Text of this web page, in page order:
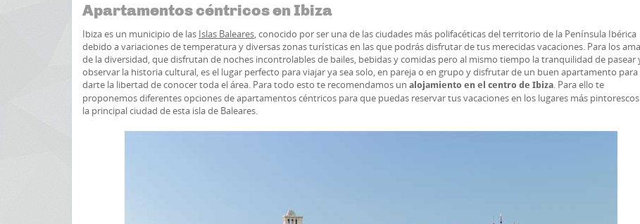
Apartamentos céntricos en Ibiza
Ibiza es un municipio de las Islas Baleares, conocido por ser una de las ciudades más polifacéticas del territorio de la Península Ibérica
debido a variaciones de temperatura y diversas zonas turísticas en las que podrás disfrutar de tus merecidas vacaciones. Para los
de la diversidad, que disfrutan de noches incontrolables de bailes, bebidas y comidas pero al mismo tiempo la tranquilidad de pasear
observar la historia cultural, es el lugar perfecto para viajar ya sea solo, en pareja o en grupo y disfrutar de un buen apartamento para
darte la libertad de conocer toda el área. Para todo esto te recomendamos un alojamiento en el centro de Ibiza. Para ello te
proponemos diferentes opciones de apartamentos céntricos para que puedas reservar tus vacaciones en los lugares más
la principal ciudad de esta isla de Baleares.